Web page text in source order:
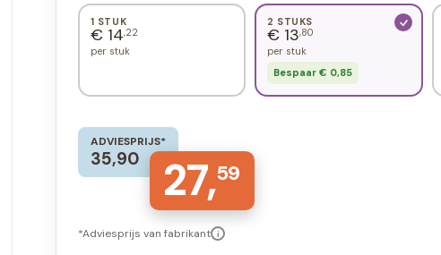
1 STUK
€ 14,22
per stuk
2 STUKS
€ 13,80
per stuk
Bespaar € 0,85
ADVIESPRIJS*
35,90 27,59
*Adviesprijs van fabrikant i